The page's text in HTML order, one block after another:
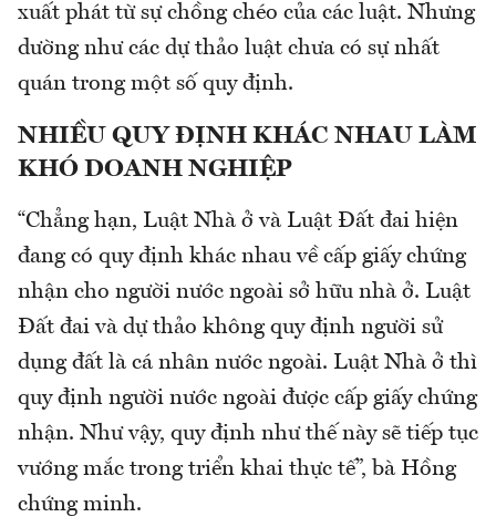
xuất phát từ sự chồng chéo của các luật. Nhưng
dường như các dự thảo luật chưa có sự nhất
quán trong một số quy định.
NHIỀU QUY ĐỊNH KHÁC NHAU LÀM
KHÓ DOANH NGHIỆP
“Chẳng hạn, Luật Nhà ở và Luật Đất đai hiện
đang có quy định khác nhau về cấp giấy chứng
nhận cho người nước ngoài sở hữu nhà ở. Luật
Đất đai và dự thảo không quy định người sử
dụng đất là cá nhân nước ngoài. Luật Nhà ở thì
quy định người nước ngoài được cấp giấy chứng
nhận. Như vậy, quy định như thế này sẽ tiếp tục
vướng mắc trong triển khai thực tế”, bà Hồng
chứng minh.